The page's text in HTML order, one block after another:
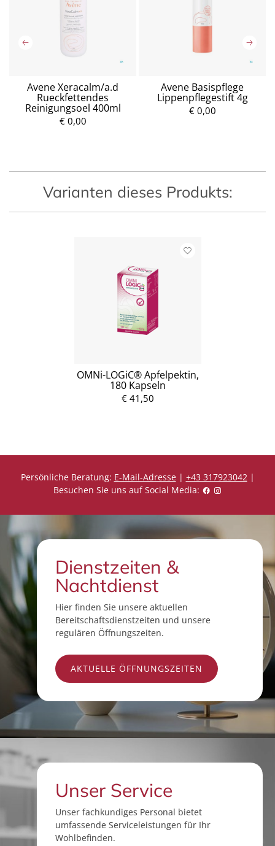
Avene Xeracalm/a.d
Rueckfettendes
Reinigungsoel 400ml
€ 0,00
Avene Basispflege
Lippenpflegestift 4g
€ 0,00
Varianten dieses Produkts:
OMNi-LOGiC® Apfelpektin,
180 Kapseln
€ 41,50
Persönliche Beratung: E-Mail-Adresse| +43 317923042|
Besuchen Sie uns auf Social Media:
Dienstzeiten &
Nachtdienst
Hier finden Sie unsere aktuellen
Bereitschaftsdienstzeiten und unsere
regulären Öffnungszeiten.
AKTUELLE ÖFFNUNGSZEITEN
Unser Service
Unser fachkundiges Personal bietet
umfassende Serviceleistungen für Ihr
Wohlbefinden.